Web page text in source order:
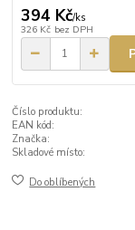
394 Kč/ks
326 Kč bez DPH
Číslo produktu:
EAN kód:
Značka:
Skladové místo:
Do oblíbených